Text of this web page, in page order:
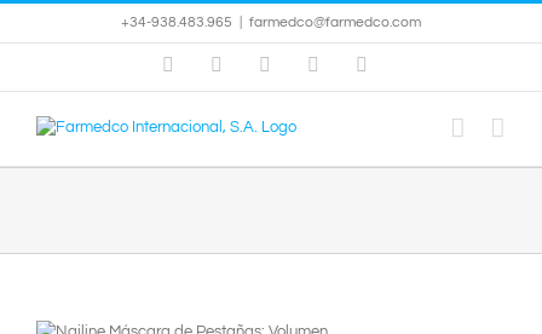
+34-938.483.965 farmedco@farmedco.com
InstagramFacebook YouTube